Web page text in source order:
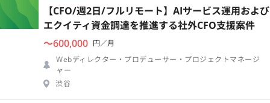
【CFO/週2日/フルリモート】AIサービス運用および
エクイティ資金調達を推進する社外CFO支援案件
〜600,000 円／月
Webディレクター・プロデューサー・プロジェクトマネージ
ャー
渋谷